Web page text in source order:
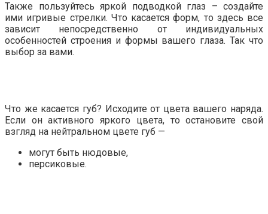
Также пользуйтесь яркой подводкой глаз – создайте
ими игривые стрелки. Что касается форм, то здесь все
зависит непосредственно от индивидуальных
особенностей строения и формы вашего глаза. Так что
выбор за вами.
Что же касается губ? Исходите от цвета вашего наряда.
Если он активного яркого цвета, то остановите свой
взгляд на нейтральном цвете губ —
могут быть нюдовые,
персиковые.